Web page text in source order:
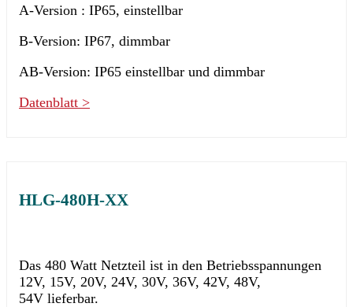
A-Version : IP65, einstellbar
B-Version: IP67, dimmbar
AB-Version: IP65 einstellbar und dimmbar
Datenblatt >
HLG-480H-XX
Das 480 Watt Netzteil ist in den Betriebsspannungen
12V, 15V, 20V, 24V, 30V, 36V, 42V, 48V,
54V lieferbar.